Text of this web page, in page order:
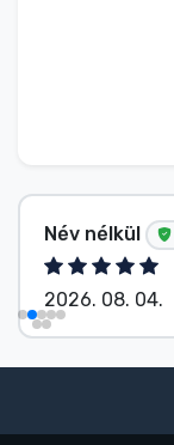
Név nélkül
2026. 08. 04.